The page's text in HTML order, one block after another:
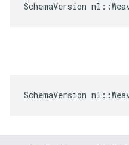
SchemaVersion
SchemaVersion